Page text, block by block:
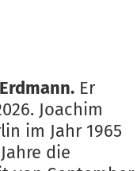
Er
Joachim
im Jahr 1965
die